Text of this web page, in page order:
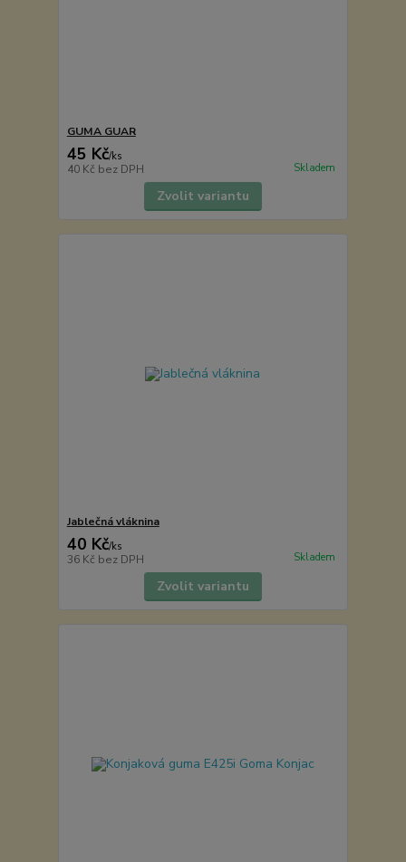
GUMA GUAR
45 Kč/ks
40 Kč bez DPH Skladem
Zvolit variantu
Jablečná vláknina
40 Kč/ks
36 Kč bez DPH Skladem
Zvolit variantu